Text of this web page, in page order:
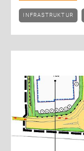
INFRASTRUKTUR